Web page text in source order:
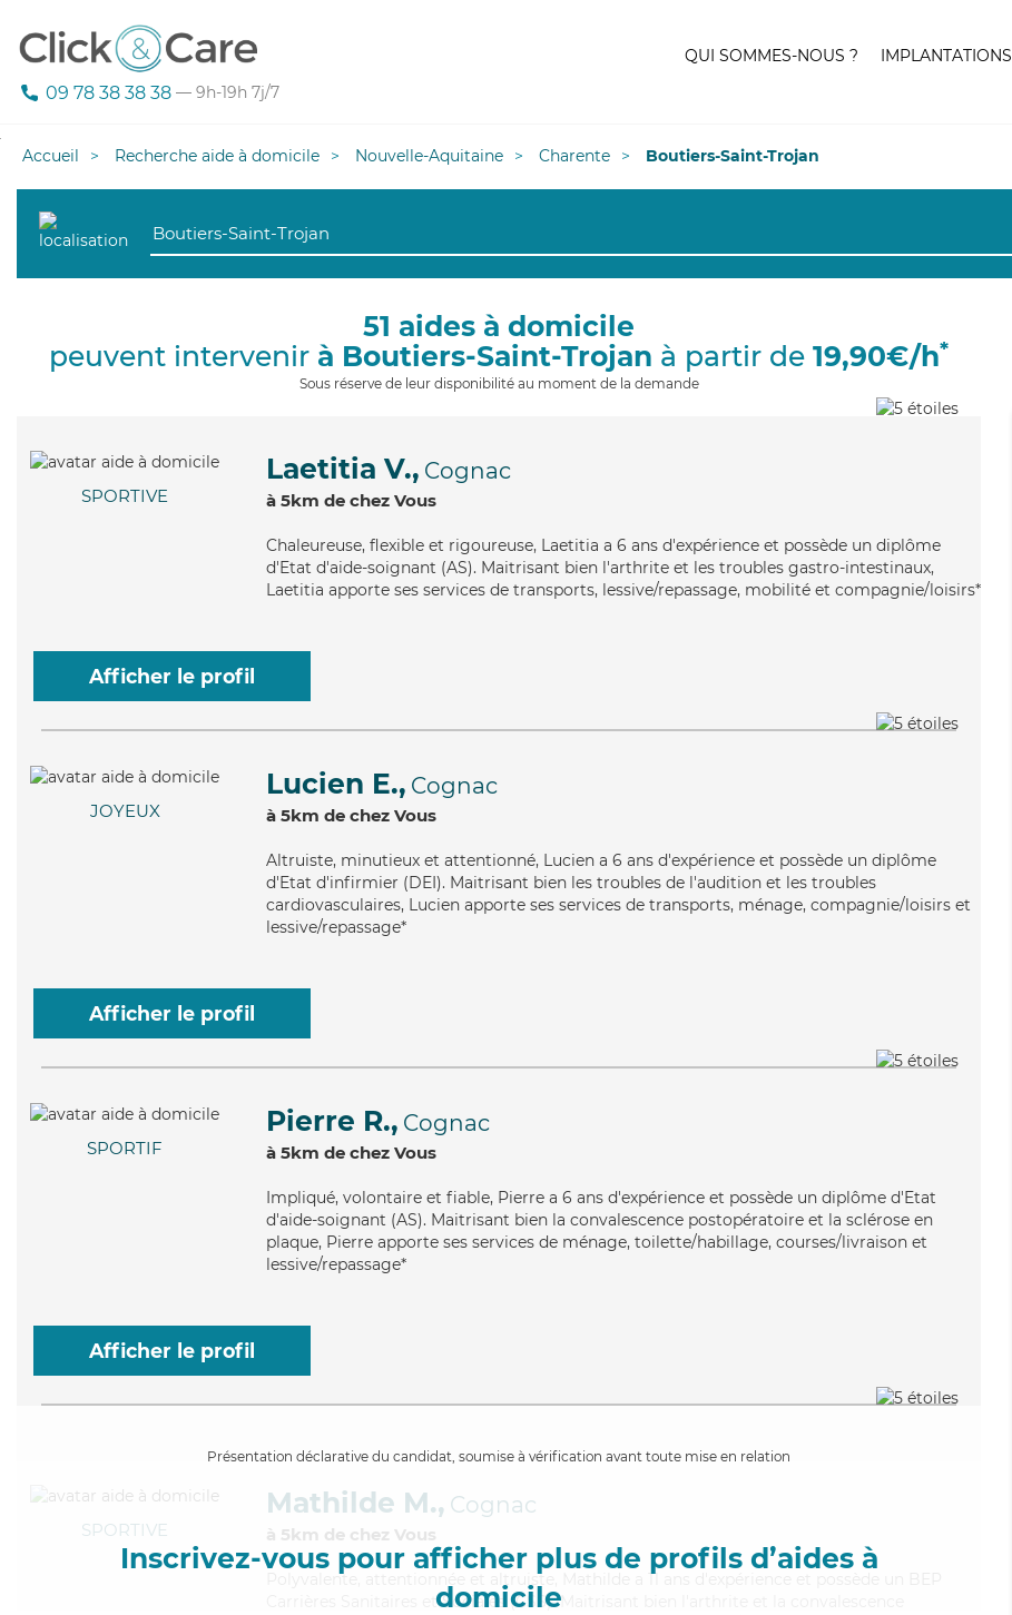
09 78 38 38 38 — 9h-19h 7j/7
QUI SOMMES-NOUS ? IMPLANTATIONS
Accueil Recherche aide à domicile Nouvelle-Aquitaine Charente Boutiers-Saint-Trojan
51 aides à domicile
peuvent intervenir à Boutiers-Saint-Trojan à partir de 19,90€/h*
Sous réserve de leur disponibilité au moment de la demande
SPORTIVE
Laetitia V., Cognac
à 5km de chez Vous
Chaleureuse, flexible et rigoureuse, Laetitia a 6 ans d'expérience et possède un diplôme
d'Etat d'aide-soignant (AS). Maitrisant bien l'arthrite et les troubles gastro-intestinaux,
Laetitia apporte ses services de transports, lessive/repassage, mobilité et compagnie/loisirs*
Afficher le profil
JOYEUX
Lucien E., Cognac
à 5km de chez Vous
Altruiste, minutieux et attentionné, Lucien a 6 ans d'expérience et possède un diplôme
d'Etat d'infirmier (DEI). Maitrisant bien les troubles de l'audition et les troubles
cardiovasculaires, Lucien apporte ses services de transports, ménage, compagnie/loisirs et
lessive/repassage*
Afficher le profil
SPORTIF
Pierre R., Cognac
à 5km de chez Vous
Impliqué, volontaire et fiable, Pierre a 6 ans d'expérience et possède un diplôme d'Etat
d'aide-soignant (AS). Maitrisant bien la convalescence postopératoire et la sclérose en
plaque, Pierre apporte ses services de ménage, toilette/habillage, courses/livraison et
lessive/repassage*
Afficher le profil
Présentation déclarative du candidat, soumise à vérification avant toute mise en relation
Inscrivez-vous pour afficher plus de profils d’aides à
domicile
SPORTIVE
Mathilde M., Cognac
à 5km de chez Vous
Polyvalente
, attentionnée et altruiste, Mathilde a 11 ans d'expérience et possède un BEP
Carrières Sanitaires et Sociales (CSS). Maitrisant bien l'arthrite et la convalescence